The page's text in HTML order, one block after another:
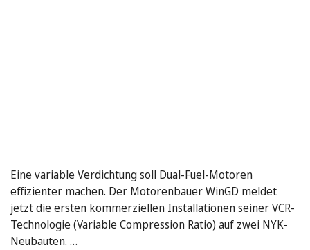
Eine variable Verdichtung soll Dual-Fuel-Motoren
effizienter machen. Der Motorenbauer WinGD meldet
jetzt die ersten kommerziellen Installationen seiner VCR-
Technologie (Variable Compression Ratio) auf zwei NYK-
Neubauten. …